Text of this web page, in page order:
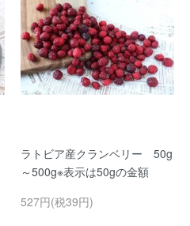
ラトビア産クランベリー 50g
～500g※表示は50gの金額
527円(税39円)